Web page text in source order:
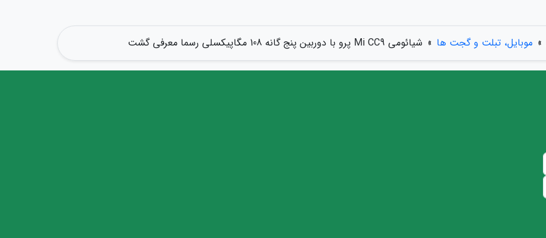
» موبایل، تبلت و گجت ها » شیائومی Mi CC9 پرو با دوربین پنج گانه 108 مگاپیکسلی رسما معرفی گشت